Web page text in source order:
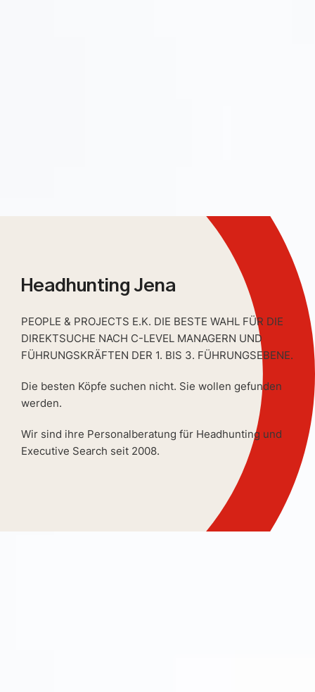
Headhunting Jena
PEOPLE & PROJECTS E.K. DIE BESTE WAHL FÜR DIE
DIREKTSUCHE NACH C-LEVEL MANAGERN UND
FÜHRUNGSKRÄFTEN DER 1. BIS 3. FÜHRUNGSEBENE.
Die besten Köpfe suchen nicht. Sie wollen gefunden
werden.
Wir sind ihre Personalberatung für Headhunting und
Executive Search seit 2008.